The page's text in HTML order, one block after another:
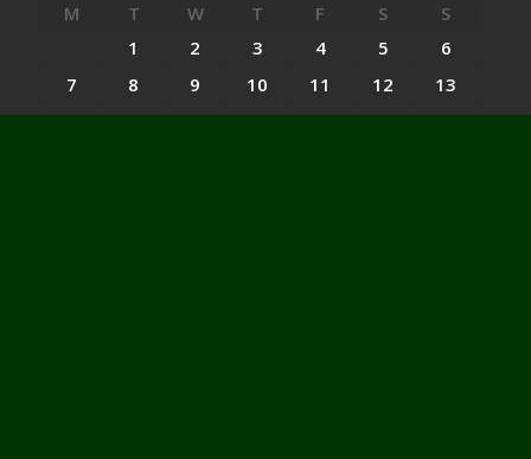
M T W T F S
S
1
2 3 4 5
6
7
8 9 10 11 12
13
14
15 16 17 18 19
20